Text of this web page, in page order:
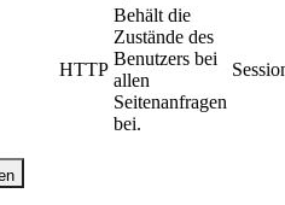
HTTP
Behält die
Zustände des
Benutzers bei
allen
Seitenanfragen
bei.